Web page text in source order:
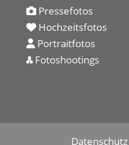
Pressefotos
Hochzeitsfotos
Portraitfotos
Fotoshootings
Datenschutz